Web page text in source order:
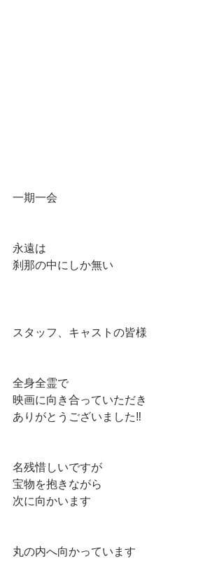
一期一会
永遠は
刹那の中にしか無い
スタッフ、キャストの皆様
全身全霊で
映画に向き合っていただき
ありがとうございました‼️
名残惜しいですが
宝物を抱きながら
次に向かいます
丸の内へ向かっています